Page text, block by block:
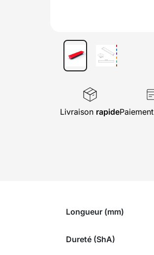
Livraison rapidePaiement
Longueur (mm)
Dureté (ShA)